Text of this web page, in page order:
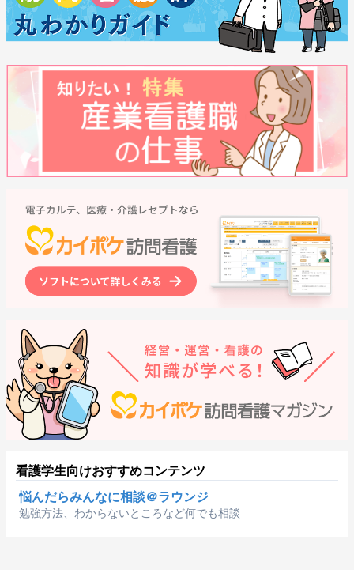
看護学生向けおすすめコンテンツ
悩んだらみんなに相談＠ラウンジ
勉強方法、わからないところなど何でも相談